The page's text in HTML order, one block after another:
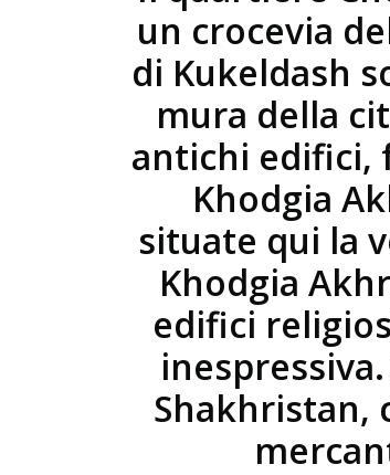
un crocevia
di Kukeldash
mura della
antichi edifici,
Khodgia
situate qui la
Khodgia
edifici
Shakhristan,